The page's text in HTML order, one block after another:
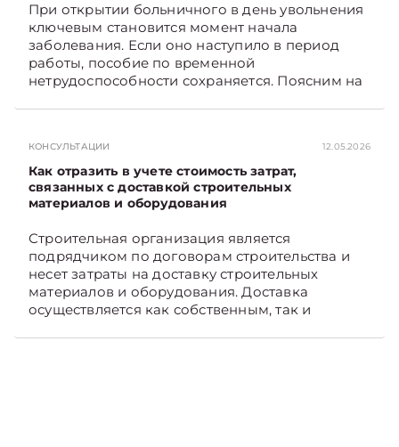
экономике Беларуси — раньше, чем в новостях
TelegramViber
При открытии больничного в день увольнения
ключевым становится момент начала
заболевания. Если оно наступило в период
работы, пособие по временной
нетрудоспособности сохраняется. Поясним на
КОНСУЛЬТАЦИИ 12.05.2026
Как отразить в учете стоимость затрат,
связанных с доставкой строительных
материалов и оборудования
Строительная организация является
подрядчиком по договорам строительства и
несет затраты на доставку строительных
материалов и оборудования. Доставка
осуществляется как собственным, так и